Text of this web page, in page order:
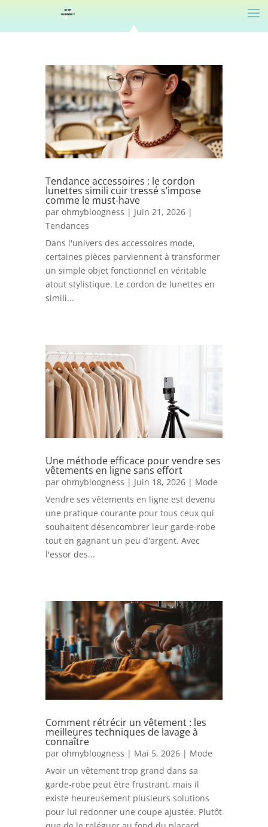
Tendance accessoires : le cordon
lunettes simili cuir tressé s’impose
comme le must-have
parohmybloogness | Juin 21, 2026 |
Tendances
Dans l'univers des accessoires mode,
certaines pièces parviennent à transformer
un simple objet fonctionnel en véritable
atout stylistique. Le cordon de lunettes en
simili...
Une méthode efficace pour vendre ses
vêtements en ligne sans effort
parohmybloogness | Juin 18, 2026 | Mode
Vendre ses vêtements en ligne est devenu
une pratique courante pour tous ceux qui
souhaitent désencombrer leur garde-robe
tout en gagnant un peu d'argent. Avec
l'essor des...
Comment rétrécir un vêtement : les
meilleures techniques de lavage à
connaître
parohmybloogness | Mai 5, 2026 | Mode
Avoir un vêtement trop grand dans sa
garde-robe peut être frustrant, mais il
existe heureusement plusieurs solutions
pour lui redonner une coupe ajustée. Plutôt